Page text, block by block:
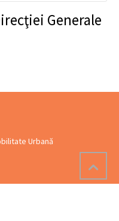
Generale
Urbană